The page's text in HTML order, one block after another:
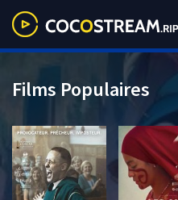
Films Populaires